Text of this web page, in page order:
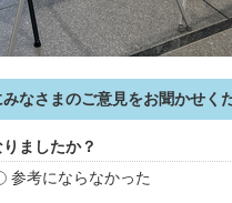
なさまのご意見をお聞かせく
ましたか？
参考にならなかった